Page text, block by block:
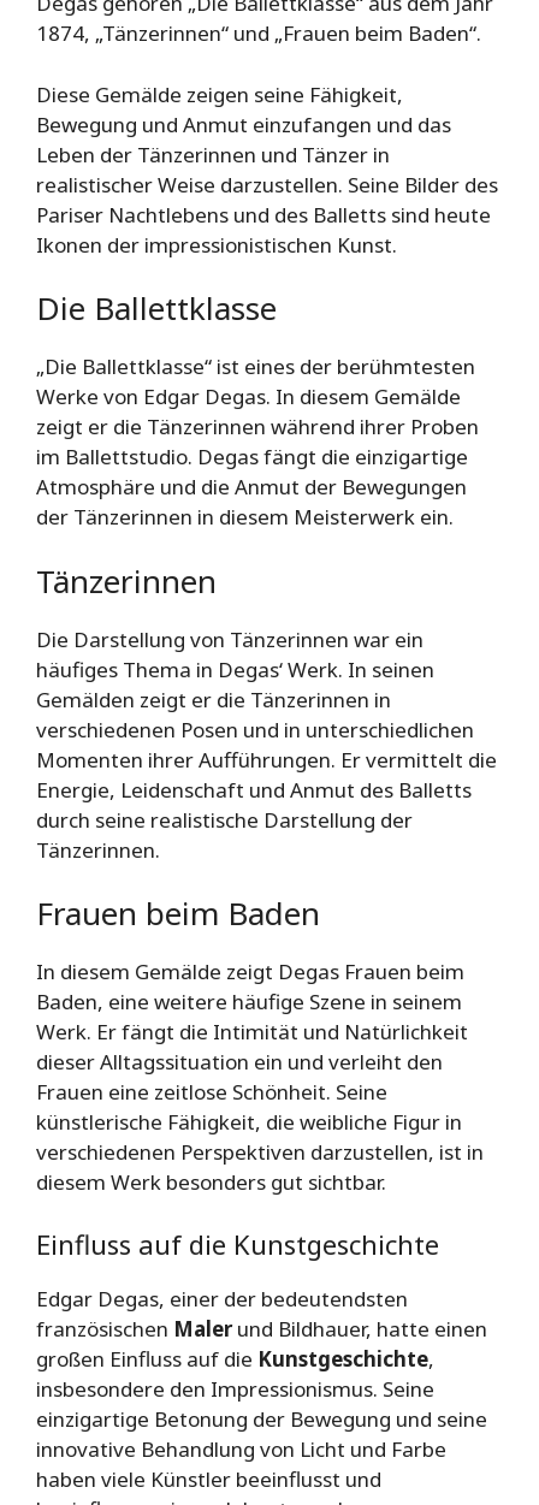
1874, „Tänzerinnen“ und „Frauen beim Baden“.
Diese Gemälde zeigen seine Fähigkeit,
Bewegung und Anmut einzufangen und das
Leben der Tänzerinnen und Tänzer in
realistischer Weise darzustellen. Seine Bilder des
Pariser Nachtlebens und des Balletts sind heute
Ikonen der impressionistischen Kunst.
Die Ballettklasse
„Die Ballettklasse“ ist eines der berühmtesten
Werke von Edgar Degas. In diesem Gemälde
zeigt er die Tänzerinnen während ihrer Proben
im Ballettstudio. Degas fängt die einzigartige
Atmosphäre und die Anmut der Bewegungen
der Tänzerinnen in diesem Meisterwerk ein.
Tänzerinnen
Die Darstellung von Tänzerinnen war ein
häufiges Thema in Degas‘ Werk. In seinen
Gemälden zeigt er die Tänzerinnen in
verschiedenen Posen und in unterschiedlichen
Momenten ihrer Aufführungen. Er vermittelt die
Energie, Leidenschaft und Anmut des Balletts
durch seine realistische Darstellung der
Tänzerinnen.
Frauen beim Baden
In diesem Gemälde zeigt Degas Frauen beim
Baden, eine weitere häufige Szene in seinem
Werk. Er fängt die Intimität und Natürlichkeit
dieser Alltagssituation ein und verleiht den
Frauen eine zeitlose Schönheit. Seine
künstlerische Fähigkeit, die weibliche Figur in
verschiedenen Perspektiven darzustellen, ist in
diesem Werk besonders gut sichtbar.
Einfluss auf die Kunstgeschichte
Edgar Degas, einer der bedeutendsten
französischen Malerund Bildhauer, hatte einen
großen Einfluss auf die Kunstgeschichte,
insbesondere den Impressionismus. Seine
einzigartige Betonung der Bewegung und seine
innovative Behandlung von Licht und Farbe
haben viele Künstler beeinflusst und